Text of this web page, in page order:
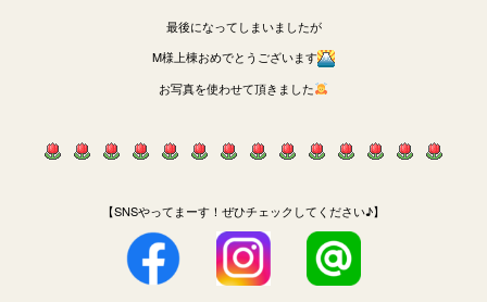
最後になってしまいましたが
M様上棟おめでとうございます
お写真を使わせて頂きました
【SNSやってまーす！ぜひチェックしてください♪】